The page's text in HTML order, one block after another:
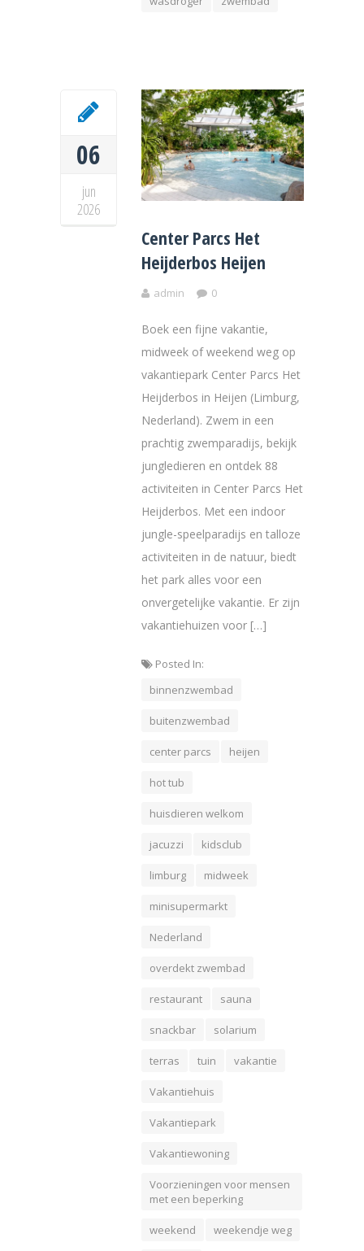
06
jun
2026
Center Parcs Het
Heijderbos Heijen
admin 0
Boek een fijne vakantie,
midweek of weekend weg op
vakantiepark Center Parcs Het
Heijderbos in Heijen (Limburg,
Nederland). Zwem in een
prachtig zwemparadijs, bekijk
jungledieren en ontdek 88
activiteiten in Center Parcs Het
Heijderbos. Met een indoor
jungle-speelparadijs en talloze
activiteiten in de natuur, biedt
het park alles voor een
onvergetelijke vakantie. Er zijn
vakantiehuizen voor […]
Posted In:
binnenzwembad
buitenzwembad
center parcs heijen
hot tub
huisdieren welkom
jacuzzi kidsclub
limburg midweek
minisupermarkt
Nederland
overdekt zwembad
restaurant sauna
snackbar solarium
terras tuin vakantie
Vakantiehuis
Vakantiepark
Vakantiewoning
Voorzieningen voor mensen
met een beperking
weekend weekendje weg